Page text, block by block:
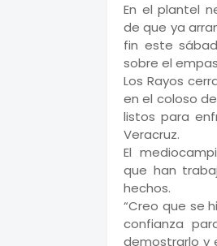
En el plantel
de que ya
fin este
sobre el
Los Rayos
en el coloso
listos para
Veracruz.
El
que han
hechos.
“Creo que se
confianza
demostrarlo y